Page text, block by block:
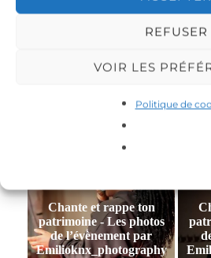
REFUSER
VOIR LES
Politique de
Chante et rappe ton
de l’évènement par
Chante et rappe ton
de l’évènement par
Chante et rappe ton
patrimoine - Les photos
de l’évènement par
Emilioknx_photography